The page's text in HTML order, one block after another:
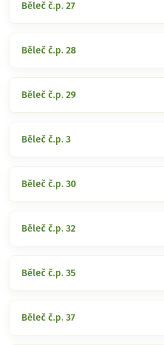
Běleč č.p. 27
Běleč č.p. 28
Běleč č.p. 29
Běleč č.p. 3
Běleč č.p. 30
Běleč č.p. 32
Běleč č.p. 35
Běleč č.p. 37